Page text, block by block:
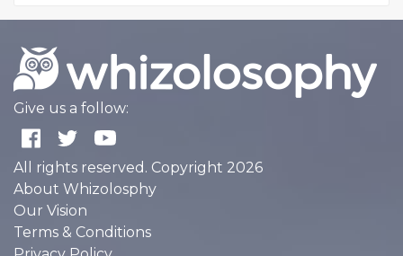
Give us a follow:
All rights reserved. Copyright 2026
About Whizolosphy
Our Vision
Terms & Conditions